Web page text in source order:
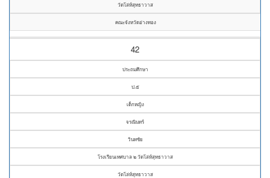
วัดโล่ห์สุทธาวาส
คณะจังหวัดอ่างทอง
42
ประถมศึกษา
ป.๕
เด็กหญิง
จรณินทร์
วินทชัย
โรงเรียนเทศบาล ๒ วัดโล่ห์สุทธาวาส
วัดโล่ห์สุทธาวาส